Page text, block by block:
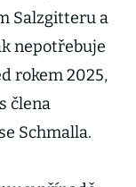
Salzgitteru a
nepotřebuje
rokem 2025,
člena
Schmalla.